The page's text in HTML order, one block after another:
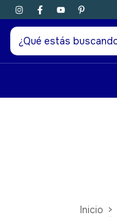
Inicio >